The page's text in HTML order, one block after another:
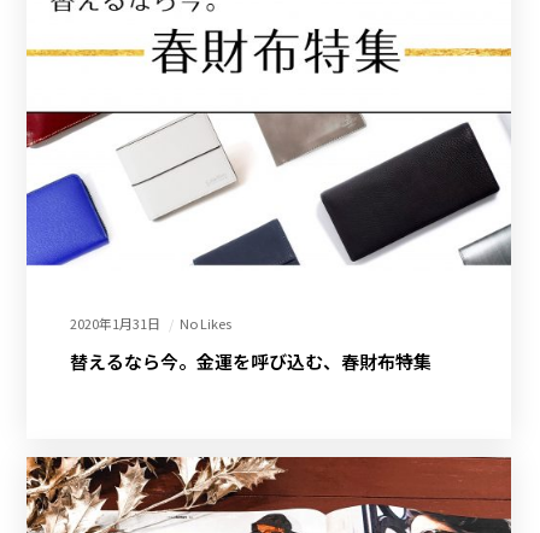
2020年1月31日 No Likes
替えるなら今。金運を呼び込む、春財布特集